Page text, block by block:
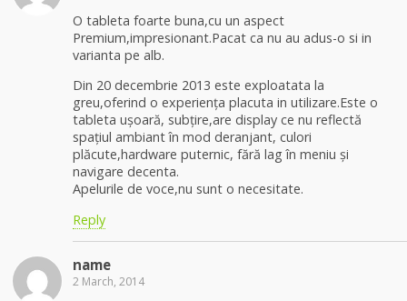
O tableta foarte buna,cu un aspect
Premium,impresionant.Pacat ca nu au adus-o si in
varianta pe alb.
Din 20 decembrie 2013 este exploatata la
greu,oferind o experiența placuta in utilizare.Este o
tableta ușoară, subțire,are display ce nu reflectă
spațiul ambiant în mod deranjant, culori
plăcute,hardware puternic, fără lag în meniu și
navigare decenta.
Apelurile de voce,nu sunt o necesitate.
Reply
name
2 March, 2014